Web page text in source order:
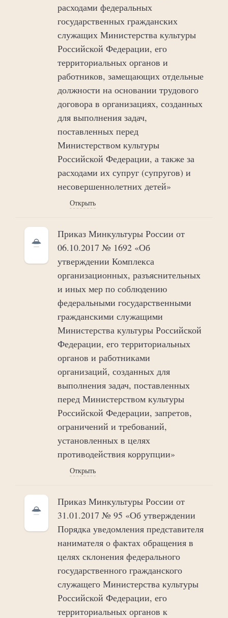
расходами федеральных
государственных гражданских
служащих Министерства культуры
Российской Федерации, его
территориальных органов и
работников, замещающих отдельные
должности на основании трудового
договора в организациях, созданных
для выполнения задач,
поставленных перед
Министерством культуры
Российской Федерации, а также за
расходами их супруг (супругов) и
несовершеннолетних детей»
Открыть
Приказ Минкультуры России от
06.10.2017 № 1692 «Об
утверждении Комплекса
организационных, разъяснительных
и иных мер по соблюдению
федеральными государственными
гражданскими служащими
Министерства культуры Российской
Федерации, его территориальных
органов и работниками
организаций, созданных для
выполнения задач, поставленных
перед Министерством культуры
Российской Федерации, запретов,
ограничений и требований,
установленных в целях
противодействия коррупции»
Открыть
Приказ Минкультуры России от
31.01.2017 № 95 «Об утверждении
Порядка уведомления представителя
нанимателя о фактах обращения в
целях склонения федерального
государственного гражданского
служащего Министерства культуры
Российской Федерации, его
территориальных органов к